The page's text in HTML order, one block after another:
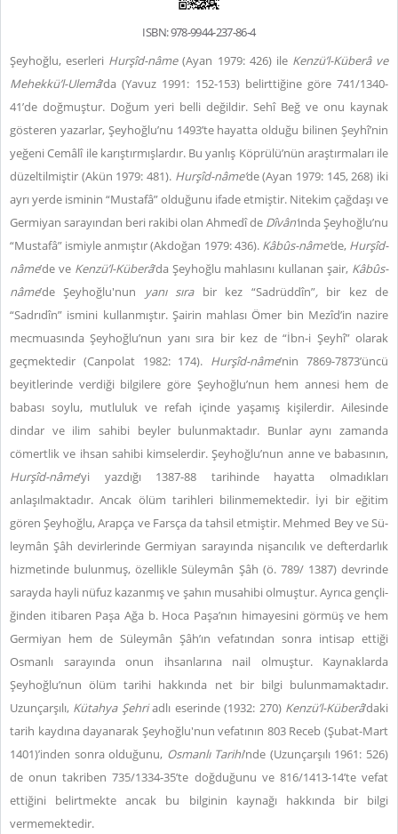
ISBN: 978-9944-237-86-4
Şeyhoğlu, eserleri Hurşîd-nâme(Ayan 1979: 426) ile Kenzü’l-Küberâ ve
Mehekkü’l-Ulemâ’da (Yavuz 1991: 152-153) belirttiğine göre 741/1340-
41’de doğmuştur. Doğum yeri belli değildir. Sehî Beğ ve onu kaynak
gösteren yazarlar, Şeyhoğlu’nu 1493’te hayatta olduğu bilinen Şeyhî’nin
yeğeni Cemâlî ile karıştırmışlardır. Bu yanlış Köprülü’nün araştırmaları ile
düzeltilmiştir (Akün 1979: 481). Hurşîd-nâme’de (Ayan 1979: 145, 268) iki
ayrı yerde isminin “Mustafâ” olduğunu ifade etmiştir. Nitekim çağdaşı ve
Germiyan sarayından beri rakibi olan Ahmedî de Dîvân’ında Şeyhoğlu’nu
“Mustafâ” ismiyle anmıştır (Akdoğan 1979: 436). Kâbûs-nâme’de, Hurşîd-
nâme’de ve Kenzü’l-Küberâ’da Şeyhoğlu mahlasını kullanan şair, Kâbûs-
nâme’de Şeyhoğlu'nun yanı sıra bir kez “Sadrüddîn”, bir kez de
“Sadrıdîn” ismini kullanmıştır. Şairin mahlası Ömer bin Mezîd’in nazire
mecmuasında Şeyhoğlu’nun yanı sıra bir kez de “İbn-i Şeyhî” olarak
geçmektedir (Canpolat 1982: 174). Hurşîd-nâme’nin 7869-7873’üncü
beyitlerinde verdiği bilgilere göre Şeyhoğlu’nun hem annesi hem de
babası soylu, mutluluk ve refah içinde yaşamış kişilerdir. Ailesinde
dindar ve ilim sahibi beyler bulunmaktadır. Bunlar aynı zamanda
cömertlik ve ihsan sahibi kimselerdir. Şeyhoğlu’nun anne ve babasının,
Hurşîd-nâme’yi yazdığı 1387-88 tarihinde hayatta olmadıkları
anlaşılmaktadır. Ancak ölüm tarihleri bilinmemektedir. İyi bir eğitim
gören Şeyhoğlu, Arapça ve Farsça da tahsil etmiştir. Meh­med Bey ve Sü­
ley­mân Şâh de­vir­le­ri­nde Ger­mi­yan sa­ra­yın­da ni­şan­cı­lık ve def­ter­dar­lık
hiz­me­tin­de bu­lun­muş, özellikle Süleymân Şâh (ö. 789/ 1387) devrinde
sarayda hayli nüfuz kazanmış ve şahın musahibi olmuştur. Ay­rı­ca genç­li­
ğin­den iti­ba­ren Pa­şa Ağa b. Ho­ca Pa­şa’nın hi­ma­ye­si­ni gör­müş ve hem
Germiyan hem de Süleymân Şâh’ın vefatından sonra intisap ettiği
Osmanlı sarayında onun ih­san­la­rı­na na­il olmuştur. Kaynaklarda
Şeyhoğlu’nun ölüm tarihi hakkında net bir bilgi bulunmamaktadır.
Uzunçarşılı, Kütahya Şehriadlı eserinde (1932: 270) Kenzü’l-Küberâ’daki
tarih kaydına dayanarak Şeyhoğlu'nun vefatının 803 Receb (Şubat-Mart
1401)’inden sonra olduğunu, Osmanlı Tarihi’nde (Uzunçarşılı 1961: 526)
de onun takriben 735/1334-35’te doğduğunu ve 816/1413-14’te vefat
ettiğini belirtmekte ancak bu bilginin kaynağı hakkında bir bilgi
vermemektedir.